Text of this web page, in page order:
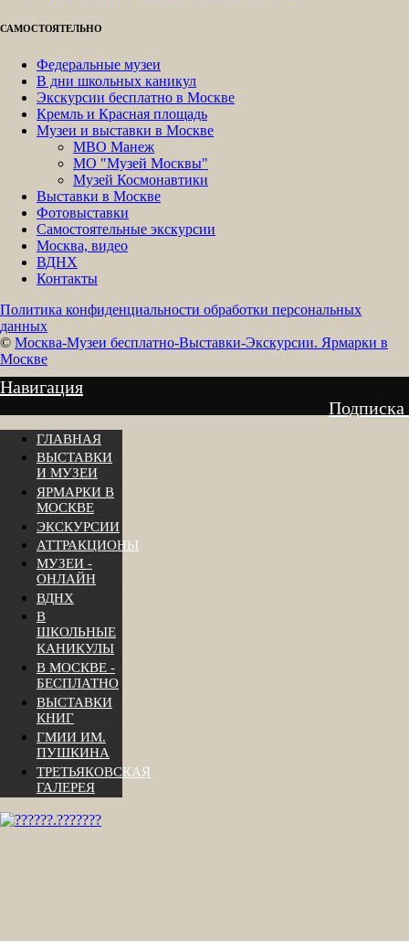
САМОСТОЯТЕЛЬНО
Федеральные музеи
В дни школьных каникул
Экскурсии бесплатно в Москве
Кремль и Красная площадь
Музеи и выставки в Москве
МВО Манеж
МО "Музей Москвы"
Музей Космонавтики
Выставки в Москве
Фотовыставки
Самостоятельные экскурсии
Москва, видео
ВДНХ
Контакты
Политика конфиденциальности обработки персональных
данных
© Москва-Музеи бесплатно-Выставки-Экскурсии. Ярмарки в
Москве
Навигация
Подписка
ГЛАВНАЯ
ВЫСТАВКИ
И МУЗЕИ
ЯРМАРКИ В
МОСКВЕ
ЭКСКУРСИИ
АТТРАКЦИОНЫ
МУЗЕИ -
ОНЛАЙН
ВДНХ
В
ШКОЛЬНЫЕ
КАНИКУЛЫ
В МОСКВЕ -
БЕСПЛАТНО
ВЫСТАВКИ
КНИГ
ГМИИ ИМ.
ПУШКИНА
ТРЕТЬЯКОВСКАЯ
ГАЛЕРЕЯ